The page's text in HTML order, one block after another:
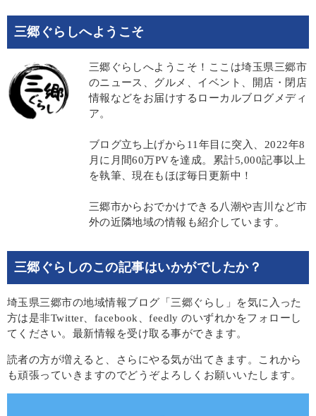
三郷ぐらしへようこそ
三郷ぐらしへようこそ！ここは埼玉県三郷市
のニュース、グルメ、イベント、開店・閉店
情報などをお届けするローカルブログメディ
ア。
ブログ立ち上げから11年目に突入、2022年8
月に月間60万PVを達成。累計5,000記事以上
を執筆、現在もほぼ毎日更新中！
三郷市からおでかけできる八潮や吉川など市
外の近隣地域の情報も紹介しています。
三郷ぐらしのこの記事はいかがでしたか？
埼玉県三郷市の地域情報ブログ「三郷ぐらし」を気に入った
方は是非Twitter、facebook、feedly のいずれかをフォローし
てください。最新情報を受け取る事ができます。
読者の方が増えると、さらにやる気が出てきます。これから
も頑張っていきますのでどうぞよろしくお願いいたします。